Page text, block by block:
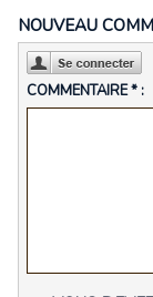
NOUVEAU
COMMENTAIRE * :